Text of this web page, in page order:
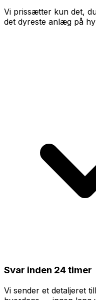
Vi prissætter kun det,
det dyreste anlæg på
Svar inden 24 timer
Vi sender et detaljeret